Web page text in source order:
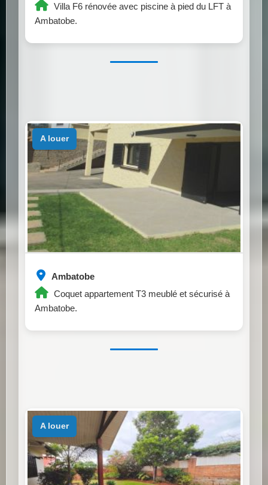
Villa F6 rénovée avec piscine à pied du LFT à
Ambatobe.
Ambatobe
Coquet appartement T3 meublé et sécurisé à
Ambatobe.
a louer
a louer